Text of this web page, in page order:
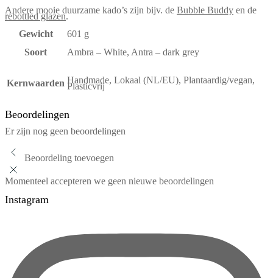
Andere mooie duurzame kado’s zijn bijv. de Bubble Buddy en de
rebottled glazen.
Gewicht
601 g
Soort
Ambra – White, Antra – dark grey
Kernwaarden Handmade, Lokaal (NL/EU), Plantaardig/vegan,
Plasticvrij
Beoordelingen
Er zijn nog geen beoordelingen
Beoordeling toevoegen
Momenteel accepteren we geen nieuwe beoordelingen
Instagram